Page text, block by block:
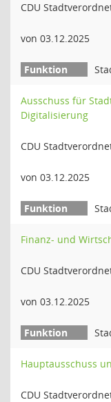
CDU
von 03.12.2025
Ausschuss für
Digitalisierung
CDU
von 03.12.2025
Finanz- und
CDU
von 03.12.2025
Hauptausschuss
CDU